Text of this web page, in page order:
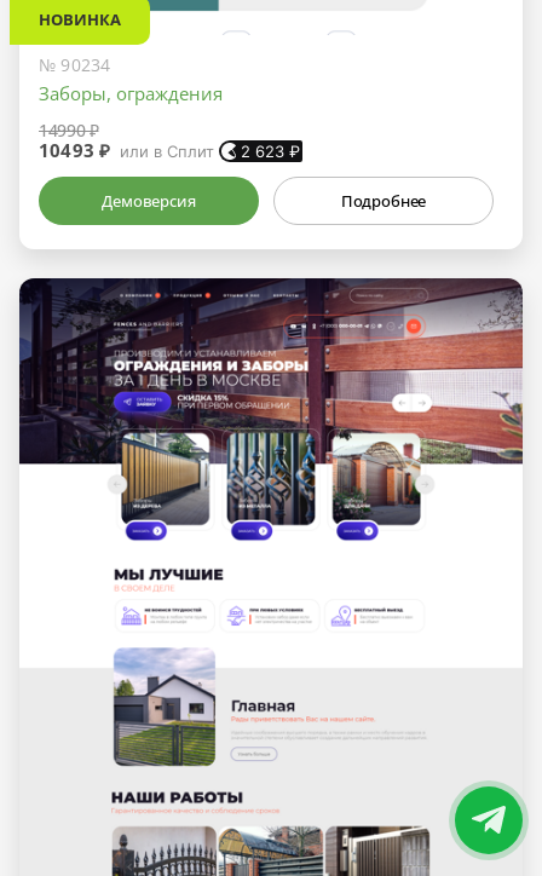
НОВИНКА
№ 90234
Заборы, ограждения
14990 ₽
10493 ₽ или в Сплит 2 623 ₽
Демоверсия Подробнее